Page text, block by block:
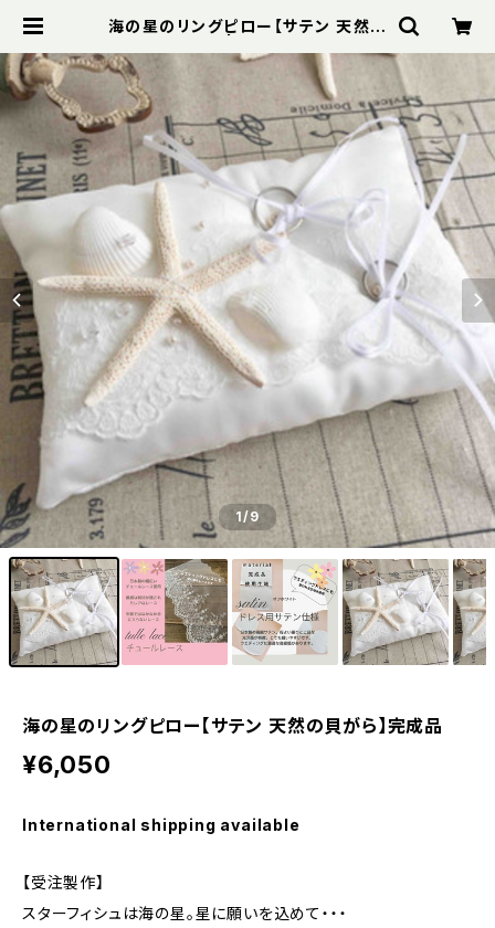
海の星のリングピロー【サテン 天然の
ィング
1/9
海の星のリングピロー【サテン 天然の貝がら】完成品
¥6,050
International shipping available
【受注製作】
スターフィシュは海の星。星に願いを込めて・・・